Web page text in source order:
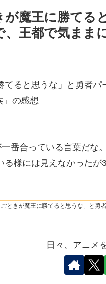
が魔王に勝てる
、王都で気まま
てると思うな」と勇者
」の感想
番合っている言葉だな。
る様には見えなかった
ごときが魔王に勝てると思うな」と
日々、アニメ